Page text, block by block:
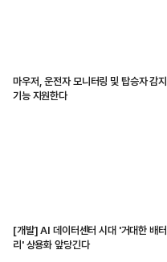
마우저, 운전자 모니터링 및 탑승자 감지
기능 지원한다
[개발] AI 데이터센터 시대 '거대한 배터
리' 상용화 앞당긴다